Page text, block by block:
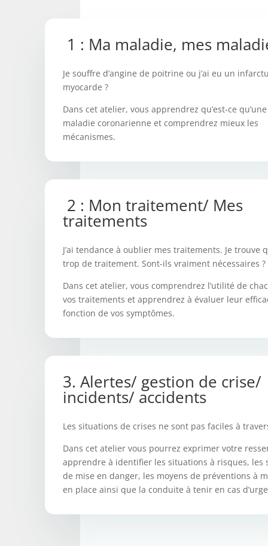
1 : Ma maladie, mes
Je souffre d’angine de poitrine ou j’ai eu un
myocarde ?
Dans cet atelier, vous apprendrez qu’est-ce qu’une
maladie coronarienne et comprendrez mieux les
mécanismes.
2 : Mon traitement/ Mes
traitements
J’ai tendance à oublier mes traitements. Je trouve
trop de traitement. Sont-ils vraiment nécessaires ?
Dans cet atelier, vous comprendrez l’utilité de
vos traitements et apprendrez à évaluer leur
fonction de vos symptômes.
3. Alertes/ gestion de crise/
incidents/ accidents
Les situations de crises ne sont pas faciles à
Dans cet atelier vous pourrez exprimer votre
apprendre à identifier les situations à risques, les
de mise en danger, les moyens de préventions à
en place ainsi que la conduite à tenir en cas